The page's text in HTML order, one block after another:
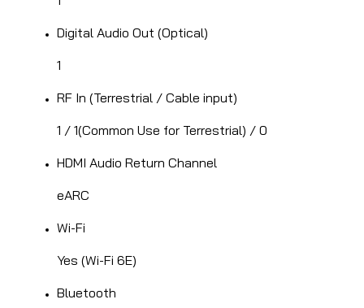
Digital Audio Out (Optical)
1
RF In (Terrestrial / Cable input)
1 / 1(Common Use for Terrestrial) / 0
HDMI Audio Return Channel
eARC
Wi-Fi
Yes (Wi-Fi 6E)
Bluetooth